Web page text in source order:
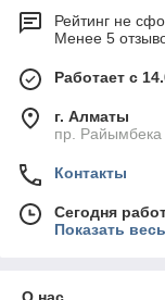
Рейтинг не
Менее 5
Работает с
г. Алматы
пр.
Контакты
Сегодня
Показать